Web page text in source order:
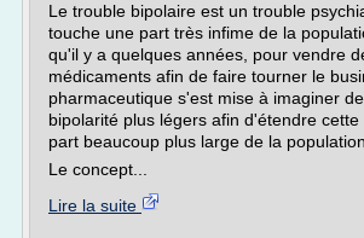
Le trouble bipolaire est un trouble
touche une part très infime de la
qu'il y a quelques années, pour vendre
médicaments afin de faire tourner le
pharmaceutique s'est mise à imaginer
bipolarité plus légers afin d'étendre
part beaucoup plus large de la population.
Le concept...
Lire la suite